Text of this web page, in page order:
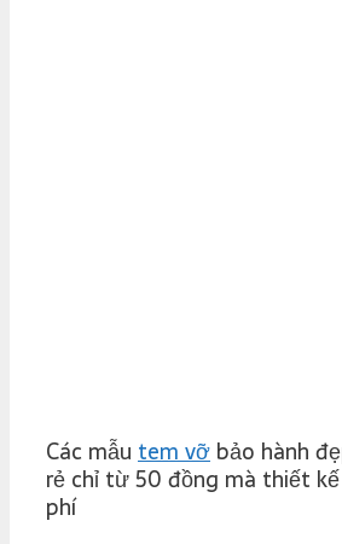
Các mẫu tem vỡ bảo hành
rẻ chỉ từ 50 đồng mà thiết
phí